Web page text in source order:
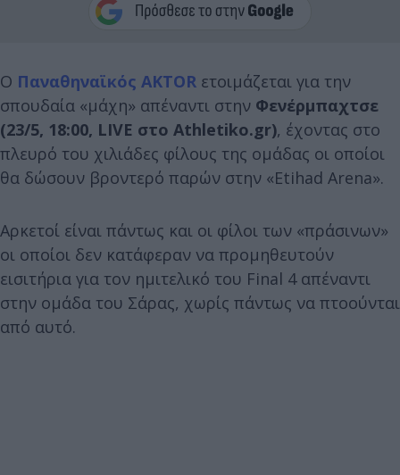
Ο Παναθηναϊκός AKTOR ετοιμάζεται για την
σπουδαία «μάχη» απέναντι στην Φενέρμπαχτσε
(23/5, 18:00, LIVE στο Athletiko.gr), έχοντας στο
πλευρό του χιλιάδες φίλους της ομάδας οι οποίοι
θα δώσουν βροντερό παρών στην «Etihad Arena».
Αρκετοί είναι πάντως και οι φίλοι των «πράσινων»
οι οποίοι δεν κατάφεραν να προμηθευτούν
εισιτήρια για τον ημιτελικό του Final 4 απέναντι
στην ομάδα του Σάρας, χωρίς πάντως να πτοούνται
από αυτό.